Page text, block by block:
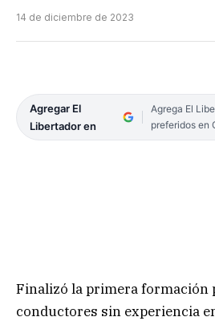
14 de diciembre de 2023
Agregar El
Libertador en
Agrega El
preferidos en
Finalizó la primera formación
conductores sin experiencia